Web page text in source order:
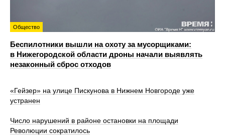
Общество
Беспилотники вышли на охоту за мусорщиками:
в Нижегородской области дроны начали выявлять
незаконный сброс отходов
«Гейзер» на улице Пискунова в Нижнем Новгороде уже
устранен
Число нарушений в районе остановки на площади
Революции сократилось